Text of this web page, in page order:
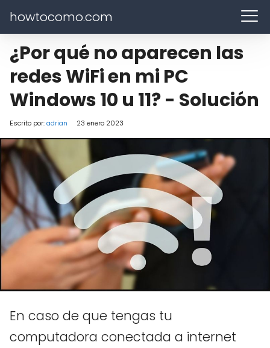
howtocomo.com
¿Por qué no aparecen las
redes WiFi en mi PC
Windows 10 u 11? - Solución
Escrito por:adrian 23 enero 2023
En caso de que tengas tu
computadora conectada a internet